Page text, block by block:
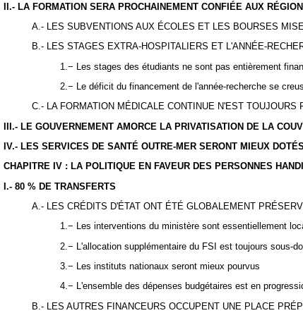
II.- LA FORMATION SERA PROCHAINEMENT CONFIÉE AUX
A.- LES SUBVENTIONS AUX ÉCOLES ET LES BOURSES
B.- LES STAGES EXTRA-HOSPITALIERS ET L'ANNÉE-
1.− Les stages des étudiants ne sont pas entièrement
2.− Le déficit du financement de l'année-recherche se
C.- LA FORMATION MÉDICALE CONTINUE N'EST
III.- LE GOUVERNEMENT AMORCE LA PRIVATISATION DE LA
IV.- LES SERVICES DE SANTÉ OUTRE-MER SERONT MIEUX DOTÉS
CHAPITRE IV : LA POLITIQUE EN FAVEUR DES PERSONNES
I.- 80 % DE TRANSFERTS
A.- LES CRÉDITS D'ÉTAT ONT ÉTÉ GLOBALEMENT
1.− Les interventions du ministère sont essentiellement
2.− L'allocation supplémentaire du FSI est toujours sous-
3.− Les instituts nationaux seront mieux pourvus
4.− L'ensemble des dépenses budgétaires est en
B.- LES AUTRES FINANCEURS OCCUPENT UNE PLACE